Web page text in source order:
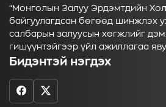
“Монголын Залуу Эрдэмтдийн
байгуулагдсан бөгөөд шинжлэх
салбарын залуусын хөгжлийг
гишүүнтэйгээр үйл ажиллагаа
Бидэнтэй нэгдэх